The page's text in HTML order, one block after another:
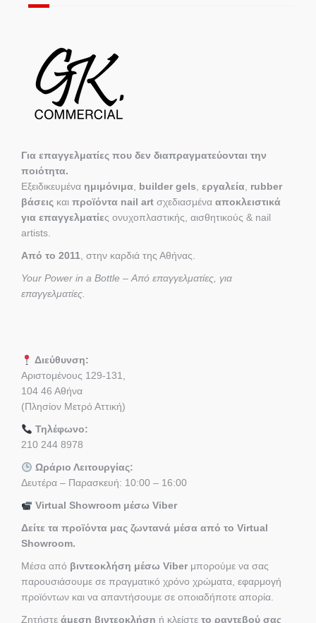
Για επαγγελματίες που δεν διαπραγματεύονται την
ποιότητα.
Εξειδικευμένα ημιμόνιμα, builder gels, εργαλεία, rubber
βάσεις και προϊόντα nail art σχεδιασμένα αποκλειστικά
για επαγγελματίες ονυχοπλαστικής, αισθητικούς & nail
artists.
Από το 2011, στην καρδιά της Αθήνας.
Your Power in a Bottle – Από επαγγελματίες, για
επαγγελματίες.
Διεύθυνση:
Αριστομένους 129-131,
104 46 Αθήνα
(Πλησίον Μετρό Αττική)
Τηλέφωνο:
210 244 8978
Ωράριο Λειτουργίας:
Δευτέρα – Παρασκευή: 10:00 – 16:00
Virtual Showroom μέσω Viber
Δείτε τα προϊόντα μας ζωντανά μέσα από το Virtual
Showroom.
Μέσα από βιντεοκλήση μέσω Viber μπορούμε να σας
παρουσιάσουμε σε πραγματικό χρόνο χρώματα, εφαρμογή
προϊόντων και να απαντήσουμε σε οποιαδήποτε απορία.
Ζητήστε άμεση βιντεοκλήση ή κλείστε το ραντεβού σας